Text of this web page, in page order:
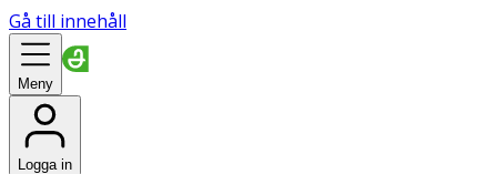
Gå till innehåll
Meny
Logga in